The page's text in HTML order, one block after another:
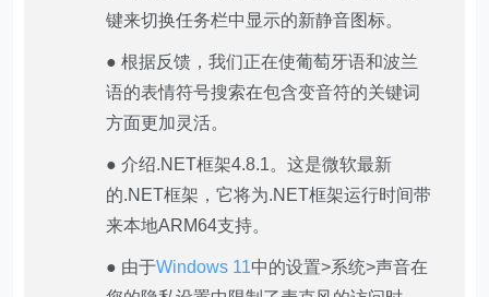
键来切换任务栏中显示的新静音图标。
● 根据反馈，我们正在使葡萄牙语和波兰
语的表情符号搜索在包含变音符的关键词
方面更加灵活。
● 介绍.NET框架4.8.1。这是微软最新
的.NET框架，它将为.NET框架运行时间带
来本地ARM64支持。
● 由于Windows 11中的设置>系统>声音在